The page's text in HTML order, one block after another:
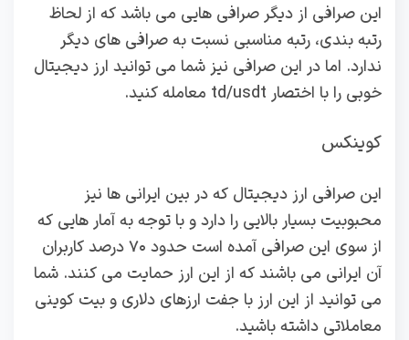
این صرافی از دیگر صرافی هایی می باشد که از لحاظ
رتبه بندی، رتبه مناسبی نسبت به صرافی های دیگر
ندارد. اما در این صرافی نیز شما می توانید ارز دیجیتال
خوبی را با اختصار td/usdt معامله کنید.
کوینکس
این صرافی ارز دیجیتال که در بین ایرانی‌ ها نیز
محبوبیت بسیار بالایی را دارد و با توجه به آمار هایی که
از سوی این صرافی آمده است حدود ۷۰ درصد کاربران
آن ایرانی می باشند که از این ارز حمایت می کنند. شما
می توانید از این ارز با جفت ارزهای دلاری و بیت کوینی
معاملاتی داشته باشید.